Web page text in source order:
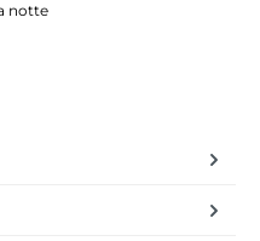
notte